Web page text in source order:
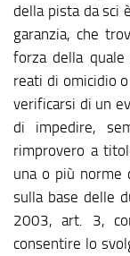
della pista da sci
garanzia, che
forza della
reati di omicidio
verificarsi di un
di impedire,
rimprovero a
una o più norme
sulla base delle
2003, art. 3,
consentire lo